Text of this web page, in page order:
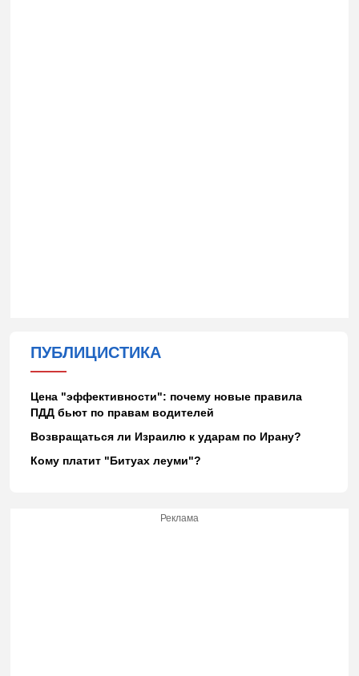
ПУБЛИЦИСТИКА
Цена "эффективности": почему новые правила
ПДД бьют по правам водителей
Возвращаться ли Израилю к ударам по Ирану?
Кому платит "Битуах леуми"?
Реклама